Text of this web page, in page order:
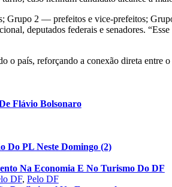
2 — prefeitos e vice-prefeitos;
deputados federais e senadores.
país, reforçando a conexão direta entre
Flávio Bolsonaro
Do PL Neste Domingo (2)
Na Economia E No Turismo Do DF
DF, Pelo DF